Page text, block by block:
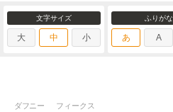
文字サイズ
大 中 小
ふりがな
あ A
ダフニー フィークス